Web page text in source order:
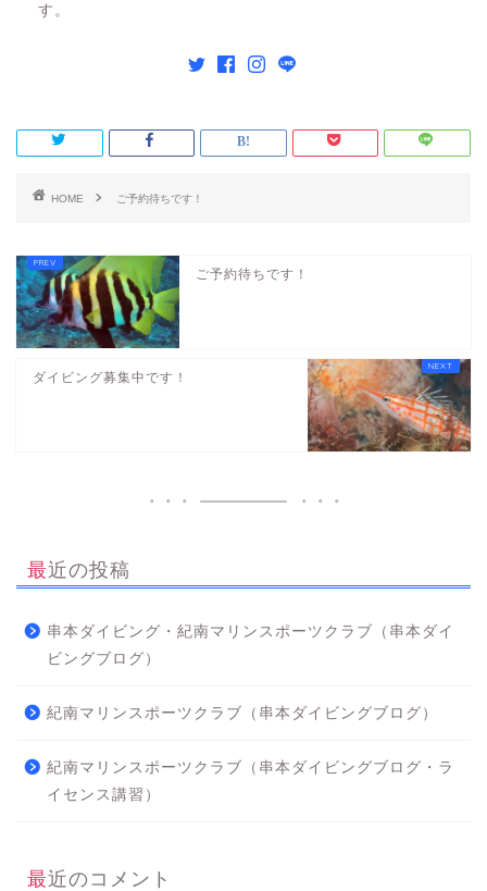
す。
HOME ご予約待ちです！
ご予約待ちです！
ダイビング募集中です！
最近の投稿
串本ダイビング・紀南マリンスポーツクラブ（串本ダイ
ビングブログ）
紀南マリンスポーツクラブ（串本ダイビングブログ）
紀南マリンスポーツクラブ（串本ダイビングブログ・ラ
イセンス講習）
最近のコメント